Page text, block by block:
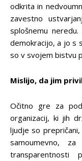
odkrita in
zavestno
splošnemu
demokracijo, a jo s
so v svojem bistvu
Mislijo, da jim
Očitno gre za
organizacij, ki jih
ljudje so prepričani,
samoumevno,